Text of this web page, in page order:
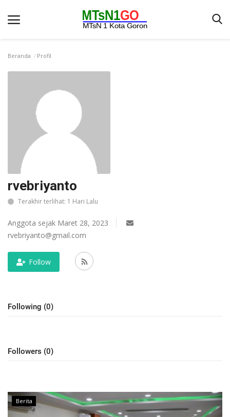
Kontak
OPINI
Syarat dan Ketentuan
Layanan Publik
Whistleblowing System
Tentang Kami
Beranda Profil
rvebriyanto
Terakhir terlihat: 1 Hari Lalu
Anggota sejak Maret 28, 2023
rvebriyanto@gmail.com
Follow
Following (0)
Followers (0)
Berita